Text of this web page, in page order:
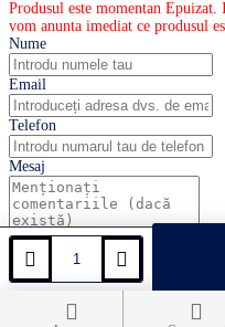
Produsul este momentan
vom anunta imediat ce produsul
Nume
Email
Telefon
Mesaj
Abonați-vă la acest produs